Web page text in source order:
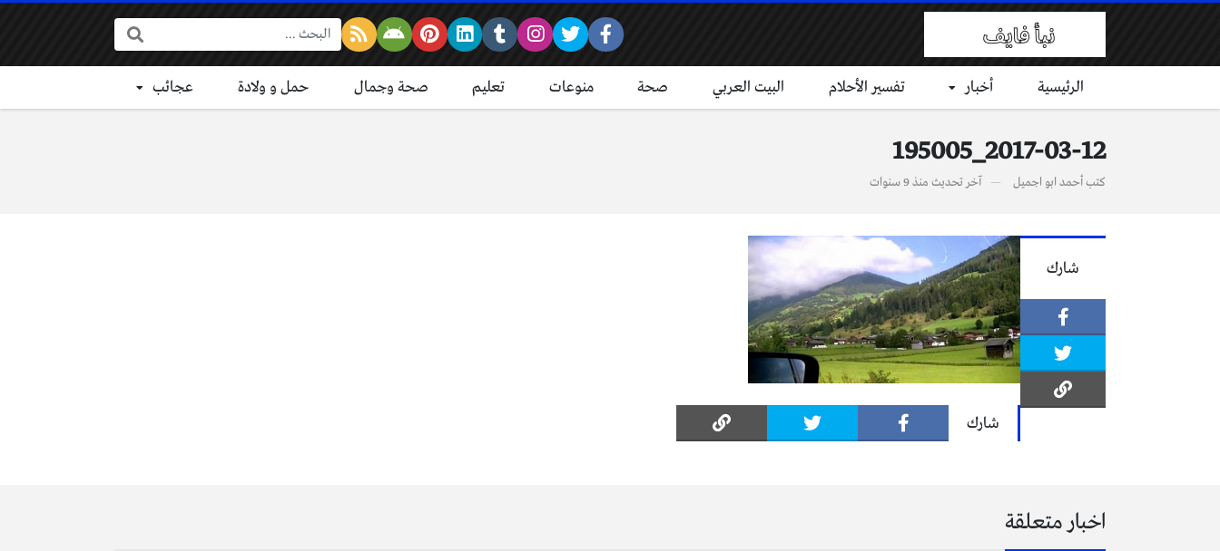
البحث:
الرئيسية أخبار تفسير الأحلام البيت العربي صحة منوعات تعليم صحة وجمال حمل و ولادة عجائب
2017-03-12_195005
كتبأحمد ابو اجميل آخر تحديث منذ 9 سنوات
شارك
شارك
اخبار متعلقة